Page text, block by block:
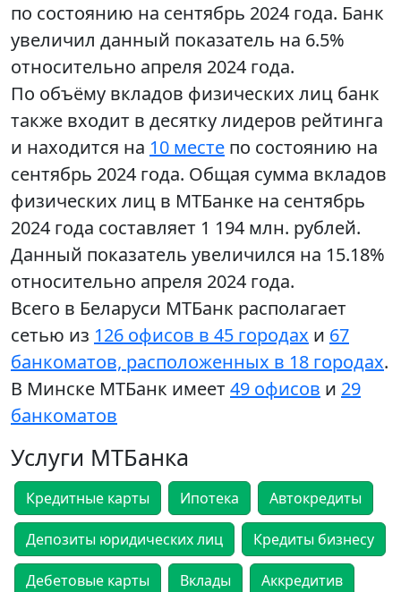
по состоянию на сентябрь 2024 года. Банк
увеличил данный показатель на 6.5%
относительно апреля 2024 года.
По объёму вкладов физических лиц банк
также входит в десятку лидеров рейтинга
и находится на 10 месте по состоянию на
сентябрь 2024 года. Общая сумма вкладов
физических лиц в МТБанке на сентябрь
2024 года составляет 1 194 млн. рублей.
Данный показатель увеличился на 15.18%
относительно апреля 2024 года.
Всего в Беларуси МТБанк располагает
сетью из 126 офисов в 45 городах и 67
банкоматов, расположенных в 18 городах.
В Минске МТБанк имеет 49 офисов и 29
банкоматов
Услуги МТБанка
Кредитные карты Ипотека Автокредиты
Депозиты юридических лиц Кредиты бизнесу
Дебетовые карты Вклады Аккредитив